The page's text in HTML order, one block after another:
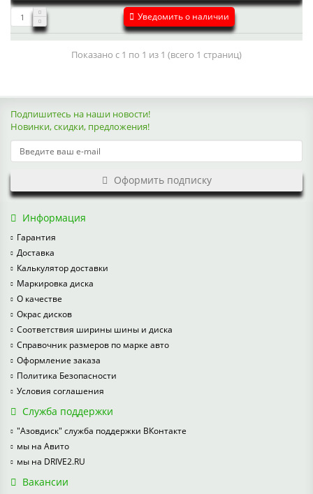
Уведомить о наличии
Показано с 1 по 1 из 1 (всего 1 страниц)
Подпишитесь на наши новости!
Новинки, скидки, предложения!
Оформить подписку
Информация
Гарантия
Доставка
Калькулятор доставки
Маркировка диска
О качестве
Окрас дисков
Соответствия ширины шины и диска
Справочник размеров по марке авто
Оформление заказа
Политика Безопасности
Условия соглашения
Служба поддержки
"Азовдиск" служба поддержки ВКонтакте
мы на Авито
мы на DRIVE2.RU
Вакансии